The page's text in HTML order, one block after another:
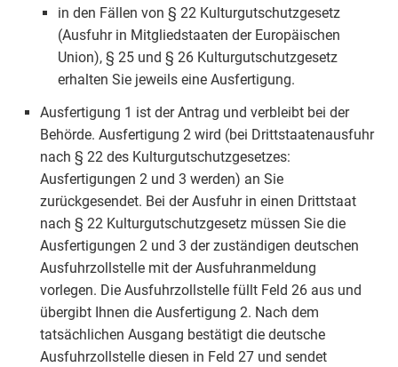
in den Fällen von § 22 Kulturgutschutzgesetz
(Ausfuhr in Mitgliedstaaten der Europäischen
Union), § 25 und § 26 Kulturgutschutzgesetz
erhalten Sie jeweils eine Ausfertigung.
Ausfertigung 1 ist der Antrag und verbleibt bei der
Behörde. Ausfertigung 2 wird (bei Drittstaatenausfuhr
nach § 22 des Kulturgutschutzgesetzes:
Ausfertigungen 2 und 3 werden) an Sie
zurückgesendet. Bei der Ausfuhr in einen Drittstaat
nach § 22 Kulturgutschutzgesetz müssen Sie die
Ausfertigungen 2 und 3 der zuständigen deutschen
Ausfuhrzollstelle mit der Ausfuhranmeldung
vorlegen. Die Ausfuhrzollstelle füllt Feld 26 aus und
übergibt Ihnen die Ausfertigung 2. Nach dem
tatsächlichen Ausgang bestätigt die deutsche
Ausfuhrzollstelle diesen in Feld 27 und sendet